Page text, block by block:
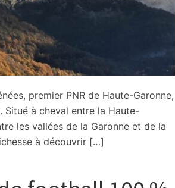
premier PNR de Haute-Garonne,
Situé à cheval entre la Haute-
les vallées de la Garonne et de la
à découvrir […]